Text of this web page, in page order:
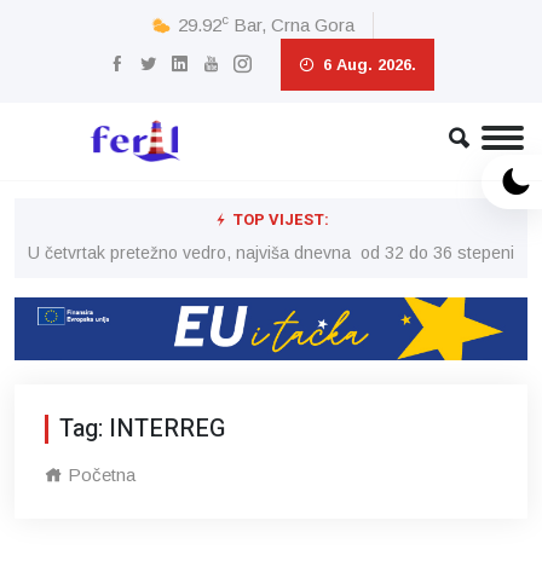
29.92c Bar, Crna Gora
6 Aug. 2026.
TOP VIJEST:
U četvrtak pretežno vedro, najviša dnevna od 32 do 36 stepeni
Tag: INTERREG
Početna